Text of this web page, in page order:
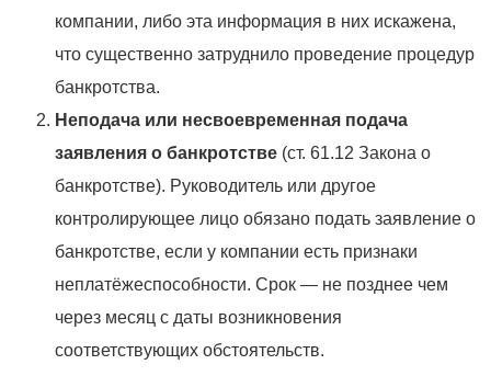
компании, либо эта информация в них искажена,
что существенно затруднило проведение процедур
банкротства.
Неподача или несвоевременная подача
заявления о банкротстве (ст. 61.12 Закона о
банкротстве). Руководитель или другое
контролирующее лицо обязано подать заявление о
банкротстве, если у компании есть признаки
неплатёжеспособности. Срок — не позднее чем
через месяц с даты возникновения
соответствующих обстоятельств.